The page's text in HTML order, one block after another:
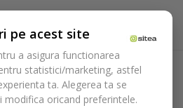
pe acest site
a asigura functionarea
statistici/marketing, astfel
ta. Alegerea ta se
modifica oricand preferintele.
Imagistica & Digitalizare
Accesorii radiologie intraorala